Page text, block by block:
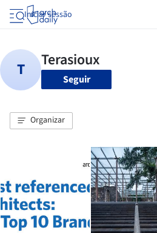
Iniciar sessão
Seguir
Organizar